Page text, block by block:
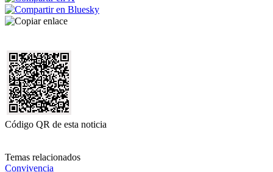
Código QR de esta noticia
Temas relacionados
Convivencia